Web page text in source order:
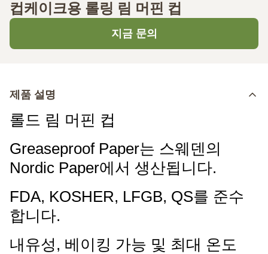
컵케이크용 롤링 림 머핀 컵
지금 문의
제품 설명
롤드 림 머핀 컵
Greaseproof Paper는 스웨덴의
Nordic Paper에서 생산됩니다.
FDA, KOSHER, LFGB, QS를 준수
합니다.
내유성, 베이킹 가능 및 최대 온도